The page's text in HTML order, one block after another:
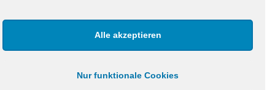
öffentlichen Stellen in den Landkreisen zur…
Alle akzeptieren
Nur funktionale Cookies